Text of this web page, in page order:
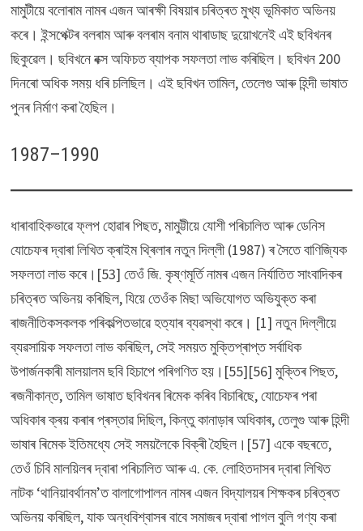
মামুটীয়ে বলোৰাম নামৰ এজন আৰক্ষী বিষয়াৰ চৰিত্ৰত মুখ্য ভূমিকাত অভিনয়
কৰে। ইন্সপেক্টৰ বলৰাম আৰু বলৰাম বনাম থাৰাডাছ দুয়োখনেই এই ছবিখনৰ
ছিকুৱেল। ছবিখনে বক্স অফিচত ব্যাপক সফলতা লাভ কৰিছিল। ছবিখন 200
দিনৰো অধিক সময় ধৰি চলিছিল। এই ছবিখন তামিল, তেলেগু আৰু হিন্দী ভাষাত
পুনৰ নিৰ্মাণ কৰা হৈছিল।
1987–1990
ধাৰাবাহিকভাৱে ফ্লপ হোৱাৰ পিছত, মামুট্টীয়ে যোশী পৰিচালিত আৰু ডেনিস
যোচেফৰ দ্বাৰা লিখিত ক্ৰাইম থ্ৰিলাৰ নতুন দিল্লী (1987) ৰ সৈতে বাণিজ্যিক
সফলতা লাভ কৰে।[53] তেওঁ জি. কৃষ্ণমূৰ্তি নামৰ এজন নিৰ্যাতিত সাংবাদিকৰ
চৰিত্ৰত অভিনয় কৰিছিল, যিয়ে তেওঁক মিছা অভিযোগত অভিযুক্ত কৰা
ৰাজনীতিকসকলক পৰিকল্পিতভাৱে হত্যাৰ ব্যৱস্থা কৰে। [1] নতুন দিল্লীয়ে
ব্যৱসায়িক সফলতা লাভ কৰিছিল, সেই সময়ত মুক্তিপ্ৰাপ্ত সৰ্বাধিক
উপাৰ্জনকাৰী মালয়ালম ছবি হিচাপে পৰিগণিত হয়।[55][56] মুক্তিৰ পিছত,
ৰজনীকান্ত, তামিল ভাষাত ছবিখনৰ ৰিমেক কৰিব বিচাৰিছে, যোচেফৰ পৰা
অধিকাৰ ক্ৰয় কৰাৰ প্ৰস্তাৱ দিছিল, কিন্তু কানাড়াৰ অধিকাৰ, তেলুগু আৰু হিন্দী
ভাষাৰ ৰিমেক ইতিমধ্যে সেই সময়লৈকে বিক্ৰী হৈছিল।[57] একে বছৰতে,
তেওঁ চিবি মালয়িলৰ দ্বাৰা পৰিচালিত আৰু এ. কে. লোহিতদাসৰ দ্বাৰা লিখিত
নাটক ‘থানিয়াবৰ্থানম’ত বালাগোপালন নামৰ এজন বিদ্যালয়ৰ শিক্ষকৰ চৰিত্ৰত
অভিনয় কৰিছিল, যাক অন্ধবিশ্বাসৰ বাবে সমাজৰ দ্বাৰা পাগল বুলি গণ্য কৰা